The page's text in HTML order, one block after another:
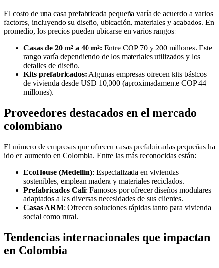
El costo de una casa prefabricada pequeña varía de acuerdo a varios
factores, incluyendo su diseño, ubicación, materiales y acabados. En
promedio, los precios pueden ubicarse en varios rangos:
Casas de 20 m² a 40 m²: Entre COP 70 y 200 millones. Este
rango varía dependiendo de los materiales utilizados y los
detalles de diseño.
Kits prefabricados: Algunas empresas ofrecen kits básicos
de vivienda desde USD 10,000 (aproximadamente COP 44
millones).
Proveedores destacados en el mercado
colombiano
El número de empresas que ofrecen casas prefabricadas pequeñas ha
ido en aumento en Colombia. Entre las más reconocidas están:
EcoHouse (Medellín): Especializada en viviendas
sostenibles, emplean madera y materiales reciclados.
Prefabricados Cali: Famosos por ofrecer diseños modulares
adaptados a las diversas necesidades de sus clientes.
Casas ARM: Ofrecen soluciones rápidas tanto para vivienda
social como rural.
Tendencias internacionales que impactan
en Colombia